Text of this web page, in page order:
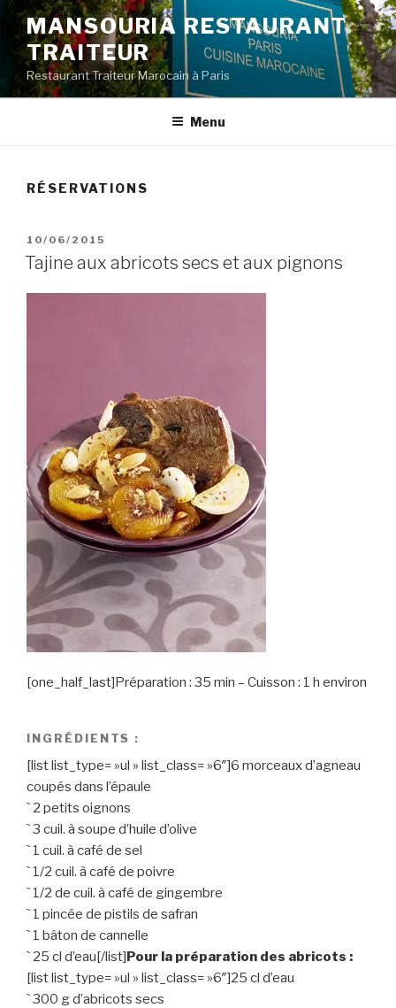
Aller
contenu
principal
MANSOURIA RESTAURANT
TRAITEUR
Restaurant Traiteur Marocain à Paris
Menu
RÉSERVATIONS
PUBLIÉ
LE
10/06/2015
Tajine aux abricots secs et aux pignons
[one_half_last]Préparation : 35 min – Cuisson : 1 h environ
INGRÉDIENTS :
[list list_type= »ul » list_class= »6″]6 morceaux d’agneau
coupés dans l’épaule
` 2 petits oignons
` 3 cuil. à soupe d’huile d’olive
` 1 cuil. à café de sel
` 1/2 cuil. à café de poivre
` 1/2 de cuil. à café de gingembre
` 1 pincée de pistils de safran
` 1 bâton de cannelle
` 25 cl d’eau[/list]Pour la préparation des abricots :
[list list_type= »ul » list_class= »6″]25 cl d’eau
` 300 g d’abricots secs